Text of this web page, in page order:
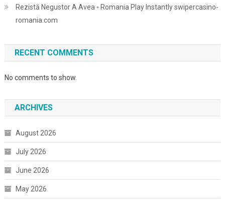
Rezistă Negustor A Avea ◦ Romania Play Instantly swipercasino-
romania.com
RECENT COMMENTS
No comments to show.
ARCHIVES
August 2026
July 2026
June 2026
May 2026